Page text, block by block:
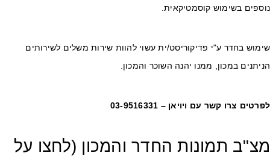
בשימוש קוסמטיקאית.
בחדר ע"י פדיקוריסט/ית עשוי להוות שירות משלים לשירותים
במכון, ממנו יהנה השוכר והמכון.
צרו קשר עם ויויאן – 03-9516331
תמונות החדר והמכון (לחצו על